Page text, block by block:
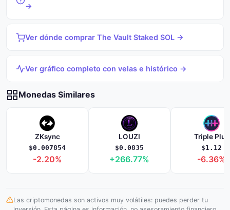
→
Ver dónde comprar The Vault Staked SOL →
Ver gráfico completo con velas e histórico →
Monedas Similares
ZKsync
$0.007854
-2.20%
LOUZI
$0.0835
+266.77%
Triple Plus
$1.12
-6.36%
Las criptomonedas son activos muy volátiles: puedes perder tu